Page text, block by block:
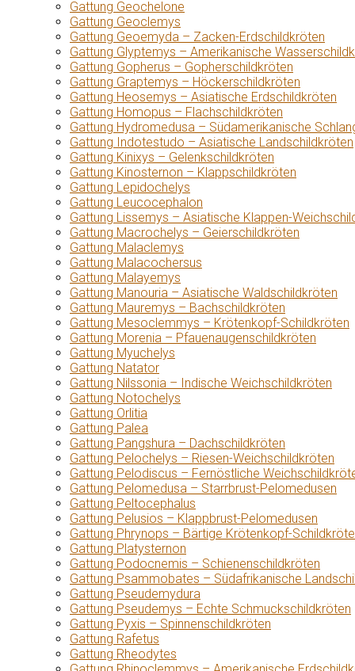
Gattung Geochelone
Gattung Geoclemys
Gattung Geoemyda – Zacken-Erdschildkröten
Gattung Glyptemys – Amerikanische
Gattung Gopherus – Gopherschildkröten
Gattung Graptemys – Höckerschildkröten
Gattung Heosemys – Asiatische Erdschildkröten
Gattung Homopus – Flachschildkröten
Gattung Hydromedusa – Südamerikanische
Gattung Indotestudo – Asiatische Landschildkröten
Gattung Kinixys – Gelenkschildkröten
Gattung Kinosternon – Klappschildkröten
Gattung Lepidochelys
Gattung Leucocephalon
Gattung Lissemys – Asiatische Klappen-
Gattung Macrochelys – Geierschildkröten
Gattung Malaclemys
Gattung Malacochersus
Gattung Malayemys
Gattung Manouria – Asiatische Waldschildkröten
Gattung Mauremys – Bachschildkröten
Gattung Mesoclemmys – Krötenkopf-Schildkröten
Gattung Morenia – Pfauenaugenschildkröten
Gattung Myuchelys
Gattung Natator
Gattung Nilssonia – Indische Weichschildkröten
Gattung Notochelys
Gattung Orlitia
Gattung Palea
Gattung Pangshura – Dachschildkröten
Gattung Pelochelys – Riesen-Weichschildkröten
Gattung Pelodiscus – Fernöstliche
Gattung Pelomedusa – Starrbrust-Pelomedusen
Gattung Peltocephalus
Gattung Pelusios – Klappbrust-Pelomedusen
Gattung Phrynops – Bärtige Krötenkopf-
Gattung Platysternon
Gattung Podocnemis – Schienenschildkröten
Gattung Psammobates – Südafrikanische
Gattung Pseudemydura
Gattung Pseudemys – Echte Schmuckschildkröten
Gattung Pyxis – Spinnenschildkröten
Gattung Rafetus
Gattung Rheodytes